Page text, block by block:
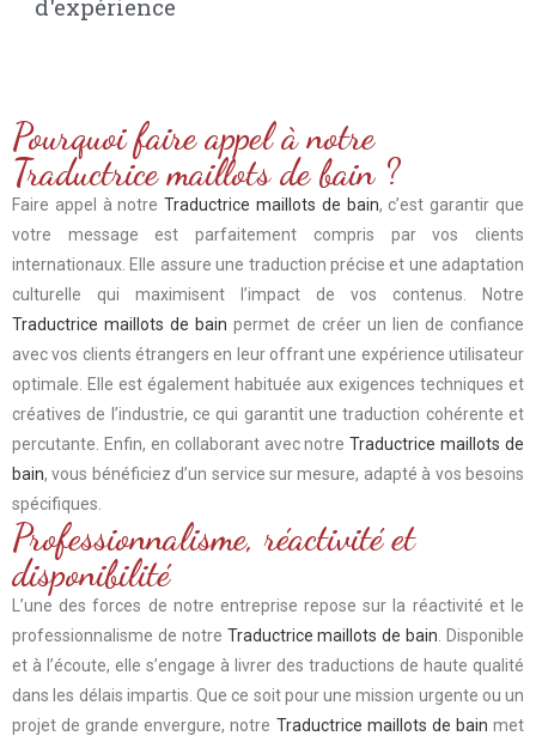
d'expérience
Pourquoi faire appel à notre
Traductrice maillots de bain ?
Faire appel à notreTraductrice maillots de bain, c’est garantir que
votre message est parfaitement compris par vos clients
internationaux. Elle assure une traduction précise et une adaptation
culturelle qui maximisent l’impact de vos contenus. Notre
Traductrice maillots de bain permet de créer un lien de confiance
avec vos clients étrangers en leur offrant une expérience utilisateur
optimale. Elle est également habituée aux exigences techniques et
créatives de l’industrie, ce qui garantit une traduction cohérente et
percutante. Enfin, en collaborant avec notreTraductrice maillots de
bain, vous bénéficiez d’un service sur mesure, adapté à vos besoins
spécifiques.
Professionnalisme, réactivité et
disponibilité
L’une des forces de notre entreprise repose sur la réactivité et le
professionnalisme de notre Traductrice maillots de bain . Disponible
et à l’écoute, elle s’engage à livrer des traductions de haute qualité
dans les délais impartis. Que ce soit pour une mission urgente ou un
projet de grande envergure, notre Traductrice maillots de bain met